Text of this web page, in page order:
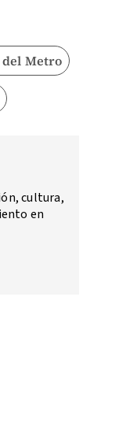
Metro
cultura,
en